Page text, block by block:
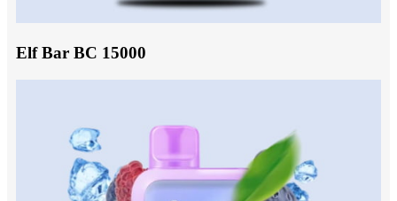
Elf Bar BC 15000